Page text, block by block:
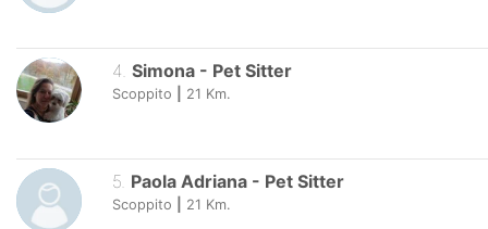
4. Simona - Pet Sitter
Scoppito 21 Km.
5 Paola Adriana - Pet Sitter
Scoppito 21 Km.